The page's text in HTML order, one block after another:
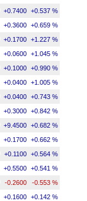
+0.7400 +0.537 %
+0.3600 +0.659 %
+0.1700 +1.227 %
+0.0600 +1.045 %
+0.1000 +0.990 %
+0.0400 +1.005 %
+0.0400 +0.743 %
+0.3000 +0.842 %
+9.4500 +0.682 %
+0.1700 +0.662 %
+0.1100 +0.564 %
+0.5500 +0.541 %
-0.2600 -0.553 %
+0.1600 +0.142 %